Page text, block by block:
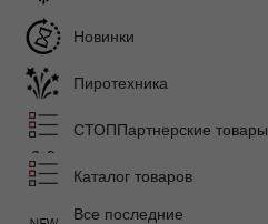
Новинки
Пиротехника
СТОППартнерские товары
Каталог товаров
Все последние